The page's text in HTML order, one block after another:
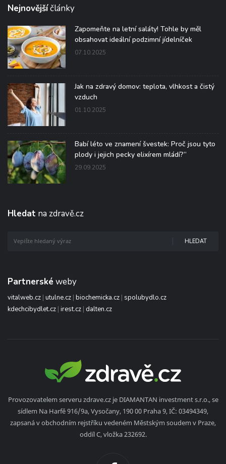
Nejnovějšíčlánky
Zapomeňte na letní saláty! Tohle by měl
obsahovat ideální podzimní jídelníček
07.10.2025
Jak na zdravý domov: teplota, vlhkost a čistý
vzduch
01.10.2025
Babí léto ve znamení švestek: Proč jsou tyto
plody i jejich pecky elixírem mládí?“
29.09.2025
Hledat na zdravě.cz
HLEDAT
Partnerské weby
vitalweb.cz | utulne.cz | biochemicka.cz | spolubydlo.cz
kdechcibydlet.cz | irest.cz | dalten.cz
Provozovatelem serveru zdrave.cz je DIAMANTAN investment s.r.o., se
sídlem Na Harfě 916/9a, Vysočany, 190 00 Praha 9, IČ: 03494349,
zapsaná v obchodním rejstříku vedeném Městským soudem v Praze,
oddíl C, vložka 232692.